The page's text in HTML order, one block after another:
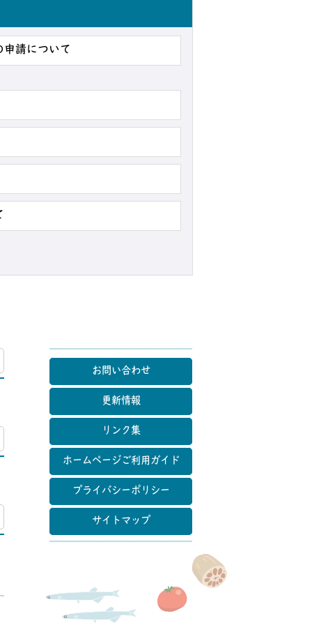
請について
マップ
お問い合わせ
更新情報
リンク集
ホームページご利用ガイド
プライバシーポリシー
サイトマップ